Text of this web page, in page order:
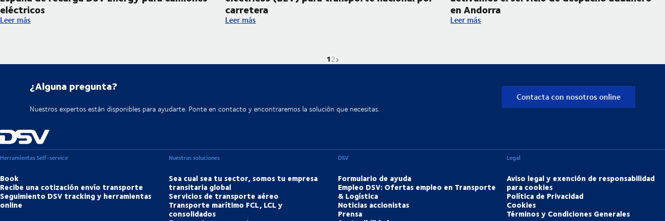
eléctricos
DSV incorpora su primera infraestructura en España de recarga DSV Energy para camiones eléctricos
Leer más
carretera
Estrenamos nuestros dos primeros camiones eléctricos (BEV) para transporte nacional por carretera
Leer más
en Andorra
Ampliamos nuestra operativa en los Pirineos y activamos el
Leer más
La página actual es
1Ir a la página
2Página siguiente
¿Alguna pregunta?
Nuestros expertos están disponibles para ayudarte. Ponte en contacto y encontraremos la solución que necesitas.
Contacta con nosotros online
Herramientas Self-service
Book
Recibe una cotización envío transporte
Seguimiento DSV tracking y herramientas
online
Nuestras soluciones
Sea cual sea tu sector, somos tu empresa
transitaria global
Servicios de transporte aéreo
Transporte marítimo FCL, LCL y
consolidados
DSV
Formulario de ayuda
Empleo DSV: Ofertas empleo en Transporte
& Logística
Noticias accionistas
Prensa
Legal
Aviso legal y exención de responsabilidad
para cookies
Política de Privacidad
Cookies
Términos y Condiciones Generales